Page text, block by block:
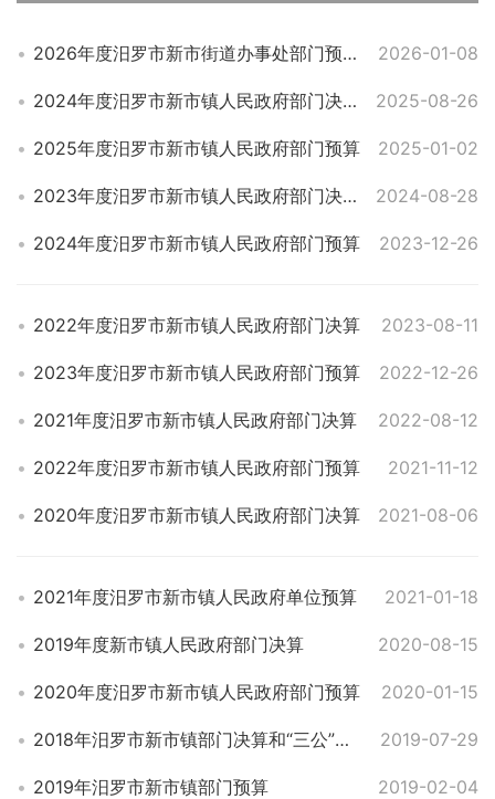
2026年度汨罗市新市街道办事处部门预算公开 2026-01-08
2024年度汨罗市新市镇人民政府部门决算 2025-08-26
2025年度汨罗市新市镇人民政府部门预算 2025-01-02
2023年度汨罗市新市镇人民政府部门决算 2024-08-28
2024年度汨罗市新市镇人民政府部门预算 2023-12-26
2022年度汨罗市新市镇人民政府部门决算 2023-08-11
2023年度汨罗市新市镇人民政府部门预算 2022-12-26
2021年度汨罗市新市镇人民政府部门决算 2022-08-12
2022年度汨罗市新市镇人民政府部门预算 2021-11-12
2020年度汨罗市新市镇人民政府部门决算 2021-08-06
2021年度汨罗市新市镇人民政府单位预算 2021-01-18
2019年度新市镇人民政府部门决算 2020-08-15
2020年度汨罗市新市镇人民政府部门预算 2020-01-15
2018年汨罗市新市镇部门决算和“三公”经费决算公开表 2019-07-29
2019年汨罗市新市镇部门预算 2019-02-04